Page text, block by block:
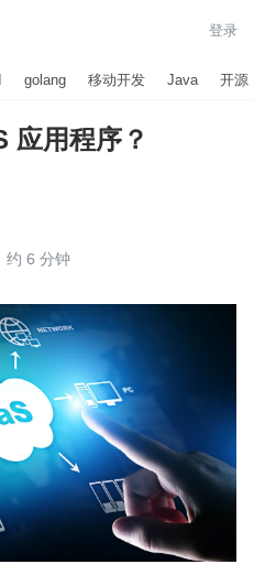
登录
golang 移动开发 Java 开源
应用程序？
约 6 分钟